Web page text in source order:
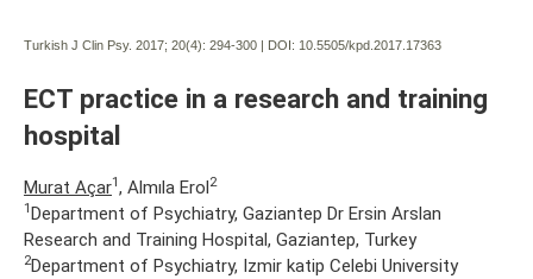
Turkish J Clin Psy. 2017; 20(4): 294-300 | DOI: 10.5505/kpd.2017.17363
ECT practice in a research and training
hospital
Murat Açar1, Almıla Erol2
1Department of Psychiatry, Gaziantep Dr Ersin Arslan
Research and Training Hospital, Gaziantep, Turkey
2Department of Psychiatry, Izmir katip Celebi University